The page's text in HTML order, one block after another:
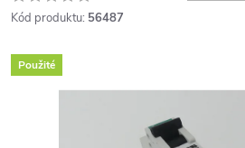
Kód produktu: 56487
Použité